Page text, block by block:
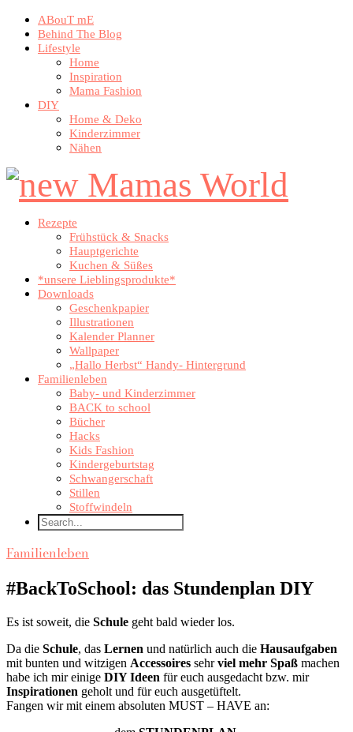
ABouT mE
Behind The Blog
Lifestyle
Home
Inspiration
Mama Fashion
DIY
Home & Deko
Kinderzimmer
Nähen
Rezepte
Frühstück & Snacks
Hauptgerichte
Kuchen & Süßes
*unsere Lieblingsprodukte*
Downloads
Geschenkpapier
Illustrationen
Kalender Planner
Wallpaper
„Hallo Herbst“ Handy- Hintergrund
Familienleben
Baby- und Kinderzimmer
BACK to school
Bücher
Hacks
Kids Fashion
Kindergeburtstag
Schwangerschaft
Stillen
Stoffwindeln
Familienleben
#BackToSchool: das Stundenplan DIY
Es ist soweit, die Schule geht bald wieder los.
Da die Schule, das Lernen und natürlich auch die Hausaufgaben
mit bunten und witzigen Accessoires sehrviel mehr Spaß machen
habe ich mir einige DIY Ideen für euch ausgedacht bzw. mir
Inspirationen geholt und für euch ausgetüftelt.
Fangen wir mit einem absoluten MUST – HAVE an: